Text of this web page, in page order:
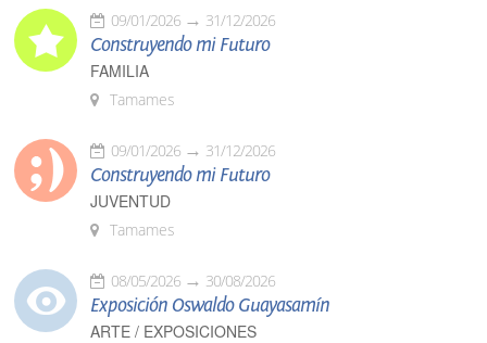
09/01/2026 31/12/2026
Construyendo mi Futuro
FAMILIA
Tamames
09/01/2026 31/12/2026
Construyendo mi Futuro
JUVENTUD
Tamames
08/05/2026 30/08/2026
Exposición Oswaldo Guayasamín
ARTE / EXPOSICIONES